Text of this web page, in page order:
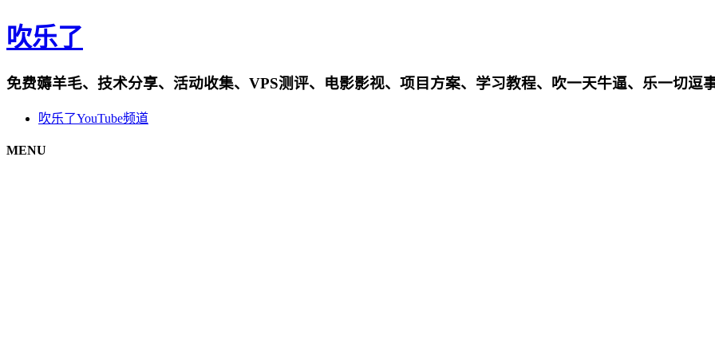
吹乐了
免费薅羊毛、技术分享、活动收集、VPS测评、电影影视、项目方案、学习教程、吹一天牛逼、乐一切逗
吹乐了YouTube频道
MENU